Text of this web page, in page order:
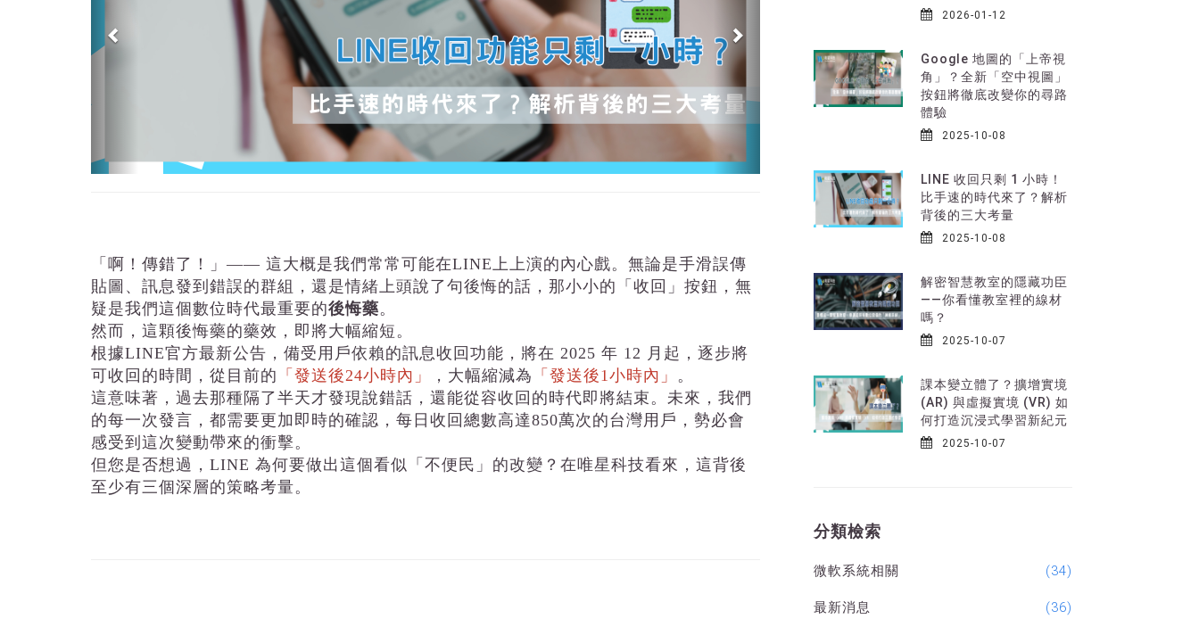
「啊！傳錯了！」—— 這大概是我們常常可能在LINE上上演的內心戲。無論是手滑誤傳
貼圖、訊息發到錯誤的群組，還是情緒上頭說了句後悔的話，那小小的「收回」按鈕，無
疑是我們這個數位時代最重要的後悔藥。
然而，這顆後悔藥的藥效，即將大幅縮短。
根據LINE官方最新公告，備受用戶依賴的訊息收回功能，將在 2025 年 12 月起，逐步將
可收回的時間，從目前的 「發送後24小時內」 ，大幅縮減為 「發送後1小時內」 。
這意味著，過去那種隔了半天才發現說錯話，還能從容收回的時代即將結束。未來，我們
的每一次發言，都需要更加即時的確認，每日收回總數高達850萬次的台灣用戶，勢必會
感受到這次變動帶來的衝擊。
但您是否想過，LINE 為何要做出這個看似「不便民」的改變？在唯星科技看來，這背後
至少有三個深層的策略考量。
2026-01-12
Google 地圖的「上帝視
角」？全新「空中視圖」
按鈕將徹底改變你的尋路
體驗
2025-10-08
LINE 收回只剩 1 小時！
比手速的時代來了？解析
背後的三大考量
2025-10-08
解密智慧教室的隱藏功臣
——你看懂教室裡的線材
嗎？
2025-10-07
課本變立體了？擴增實境
(AR) 與虛擬實境 (VR) 如
何打造沉浸式學習新紀元
2025-10-07
分類檢索
微軟系統相關 (34)
最新消息 (36)